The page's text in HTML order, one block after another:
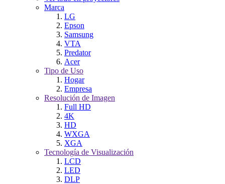
Marca
LG
Epson
Samsung
VTA
Predator
Acer
Tipo de Uso
Hogar
Empresa
Resolución de Imagen
Full HD
4K
HD
WXGA
XGA
Tecnología de Visualización
LCD
LED
DLP